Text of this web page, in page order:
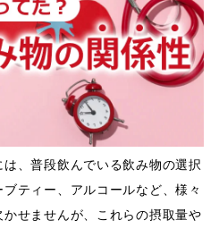
、普段飲んでいる飲み物の選択
ティー、アルコールなど、様々
せませんが、これらの摂取量や